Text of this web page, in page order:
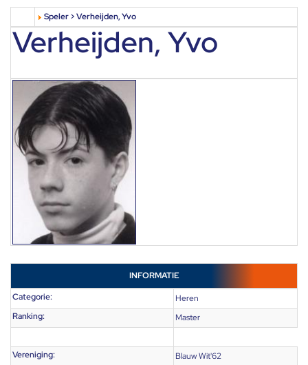
Speler > Verheijden, Yvo
Verheijden, Yvo
INFORMATIE
Categorie:
Heren
Ranking:
Master
Vereniging:
Blauw Wit'62